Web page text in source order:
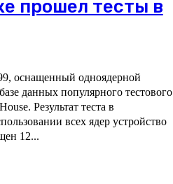
прошел тесты в
оснащенный одноядерной
данных популярного тестового
теста в
всех ядер устройство
12...